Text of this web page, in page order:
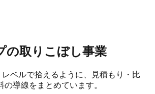
の取りこぼし事業
ベルで拾えるように、見積もり・比
導線をまとめています。